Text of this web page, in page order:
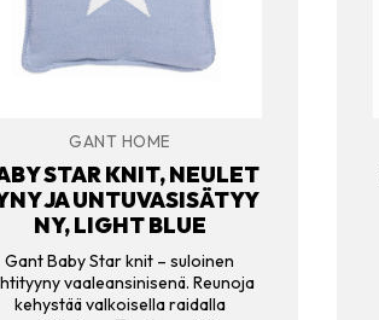
GANT HOME
STAR KNIT, NEULET
JA UNTUVASISÄTYY
NY, LIGHT BLUE
Gant Baby Star knit – suloinen
vaaleansinisenä. Reunoja
kehystää valkoisella raidalla